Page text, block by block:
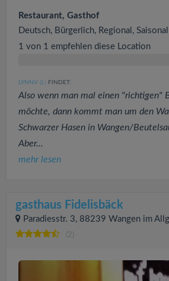
Restaurant, Gasthof
Deutsch, Bürgerlich, Regional, Saisonal
1 von 1 empfehlen diese Location
LYNNV (2 ) FINDET:
Also wenn man mal einen "richtigen"
möchte, dann kommt man um den
Schwarzer Hasen in Wangen/
Aber...
mehr lesen
gasthaus Fidelisbäck
Paradiesstr. 3, 88239 Wangen im
(2)